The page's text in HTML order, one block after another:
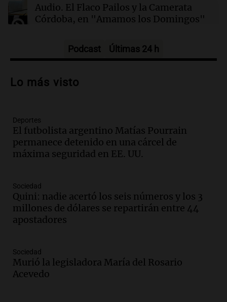
Audio. El Flaco Pailos y la Camerata
Córdoba, en "Amamos los Domingos"
hablaron de su obra en Cadena 3
Audio.
recuerdo del paso de Juan Pablo II: "Te
traspasaba con la mirada"
Amamos los Domingos
Audio.
un imperdible cordobés para los
amantes de la astronomía
Amamos los Domingos
la historia del club de Irlanda
revolucionado por hinchas argentinos
Amamos los Domingos
Podcast Últimas 24 h
Lo más visto
Deportes
El futbolista argentino Matías Pourrain
permanece detenido en una cárcel de
máxima seguridad en EE. UU.
Sociedad
Quini: nadie acertó los seis números y los 3
millones de dólares se repartirán entre 44
apostadores
Sociedad
Murió la legisladora María del Rosario
Acevedo